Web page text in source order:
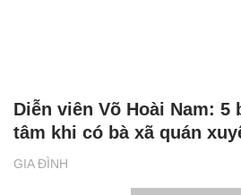
GIA ĐÌNH
Diễn viên Võ Hoài Nam: 5
tâm khi có bà xã quán